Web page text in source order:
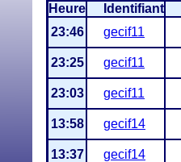
Heure
Identifiant
23:46
gecif11
23:25 gecif11
23:03 gecif11
13:58 gecif14
13:37 gecif14